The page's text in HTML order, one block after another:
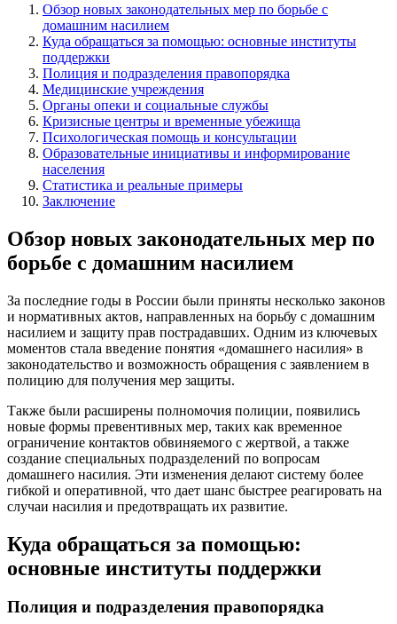
Обзор новых законодательных мер по борьбе с
домашним насилием
Куда обращаться за помощью: основные институты
поддержки
Полиция и подразделения правопорядка
Медицинские учреждения
Органы опеки и социальные службы
Кризисные центры и временные убежища
Психологическая помощь и консультации
Образовательные инициативы и информирование
населения
Статистика и реальные примеры
Заключение
Обзор новых законодательных мер по
борьбе с домашним насилием
За последние годы в России были приняты несколько законов
и нормативных актов, направленных на борьбу с домашним
насилием и защиту прав пострадавших. Одним из ключевых
моментов стала введение понятия «домашнего насилия» в
законодательство и возможность обращения с заявлением в
полицию для получения мер защиты.
Также были расширены полномочия полиции, появились
новые формы превентивных мер, таких как временное
ограничение контактов обвиняемого с жертвой, а также
создание специальных подразделений по вопросам
домашнего насилия. Эти изменения делают систему более
гибкой и оперативной, что дает шанс быстрее реагировать на
случаи насилия и предотвращать их развитие.
Куда обращаться за помощью:
основные институты поддержки
Полиция и подразделения правопорядка